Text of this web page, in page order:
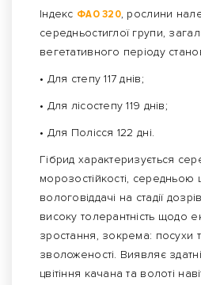
Індекс ФАО 320, рослини
середньостиглої групи,
вегетативного періоду
• Для степу 117 днів;
• Для лісостепу 119 днів;
• Для Полісся 122 дні.
Гібрид характеризується
морозостійкості, середньою
вологовіддачі на стадії
високу толерантність щодо
зростання, зокрема: посухи
зволоженості. Виявляє
цвітіння качана та волоті